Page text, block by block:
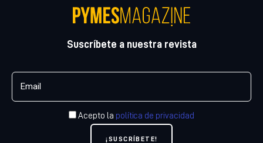
Suscríbete a nuestra revista
Acepto la política de privacidad